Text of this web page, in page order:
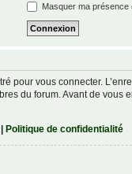
Masquer ma présence
pour vous connecter.
du forum. Avant de vous
| Politique de confidentialité